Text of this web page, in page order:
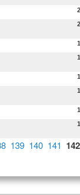
139 140 141 142